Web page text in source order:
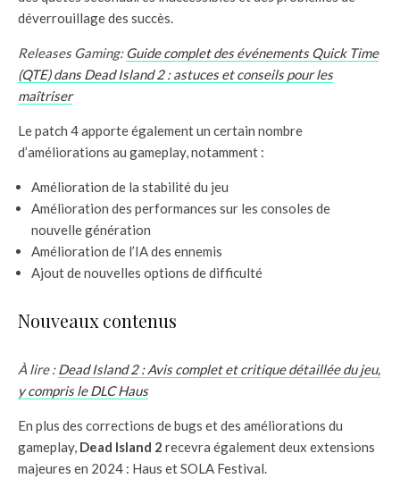
déverrouillage des succès.
Releases Gaming:Guide complet des événements Quick Time
(QTE) dans Dead Island 2 : astuces et conseils pour les
maîtriser
Le patch 4 apporte également un certain nombre
d’améliorations au gameplay, notamment :
Amélioration de la stabilité du jeu
Amélioration des performances sur les consoles de
nouvelle génération
Amélioration de l’IA des ennemis
Ajout de nouvelles options de difficulté
Nouveaux contenus
À lire :Dead Island 2 : Avis complet et critique détaillée du jeu,
y compris le DLC Haus
En plus des corrections de bugs et des améliorations du
gameplay, Dead Island 2 recevra également deux extensions
majeures en 2024 : Haus et SOLA Festival.